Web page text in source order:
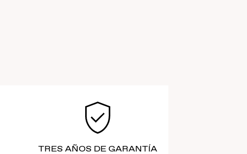
TRES AÑOS DE GARANTÍA